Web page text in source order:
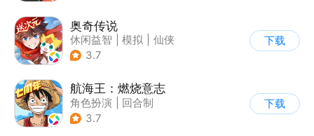
奥奇传说
休闲益智 模拟
仙侠
| 童年
3.7
下载
航海王：燃烧意志
角色扮演
回合制
| 奇幻
3.7
下载